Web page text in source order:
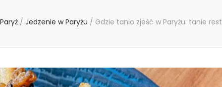
Paryż / Jedzenie w Paryżu / Gdzie tanio zjeść w Paryżu: tanie